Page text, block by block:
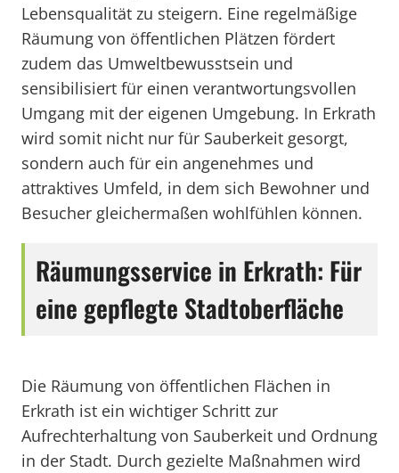
Lebensqualität zu steigern. Eine regelmäßige
Räumung von öffentlichen Plätzen fördert
zudem das Umweltbewusstsein und
sensibilisiert für einen verantwortungsvollen
Umgang mit der eigenen Umgebung. In Erkrath
wird somit nicht nur für Sauberkeit gesorgt,
sondern auch für ein angenehmes und
attraktives Umfeld, in dem sich Bewohner und
Besucher gleichermaßen wohlfühlen können.
Räumungsservice in Erkrath: Für
eine gepflegte Stadtoberfläche
Die Räumung von öffentlichen Flächen in
Erkrath ist ein wichtiger Schritt zur
Aufrechterhaltung von Sauberkeit und Ordnung
in der Stadt. Durch gezielte Maßnahmen wird